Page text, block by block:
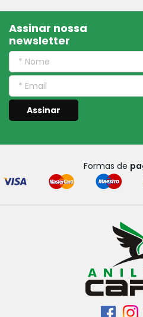
Assinar nossa
newsletter
Assinar
Formas de